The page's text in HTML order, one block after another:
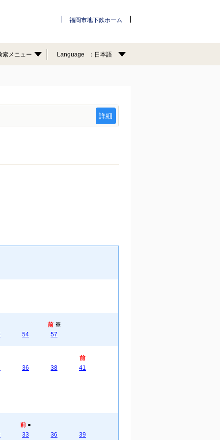
福岡市地下鉄ホーム
索メニュー Language 日本語
詳細
54
前 ※
57
36 38
前
41
前 ●
33
36 39